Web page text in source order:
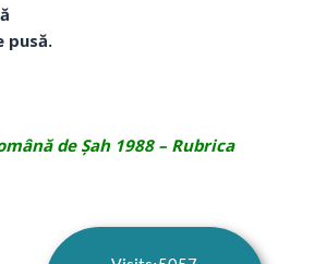
pusă.
de Șah 1988 – Rubrica